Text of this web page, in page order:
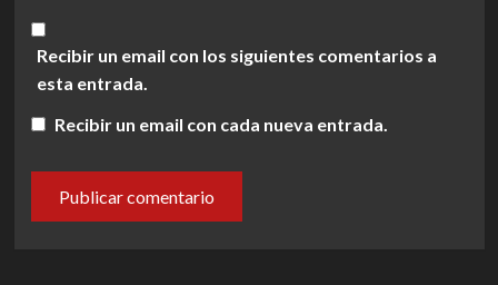
Recibir un email con los siguientes comentarios a
esta entrada.
Recibir un email con cada nueva entrada.